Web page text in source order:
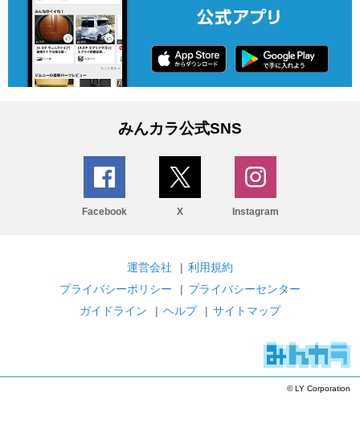
みんカラ公式SNS
Facebook X Instagram
運営会社 | 利用規約
プライバシーポリシー
| プライバシーセンター
ガイドライン
| ヘルプ | サイトマップ
© LY Corporation